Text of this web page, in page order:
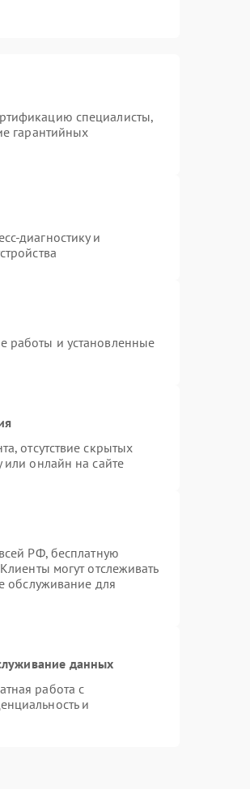
специалисты,
гарантийных
диагностику и
работы и установленные
отсутствие скрытых
или онлайн на сайте
РФ, бесплатную
могут отслеживать
обслуживание для
данных
работа с
и